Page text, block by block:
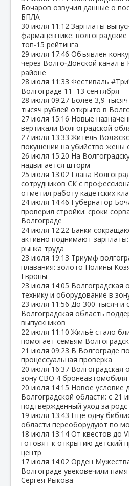
Бочаров озвучил данные о
БПЛА
30 июля 11:12 Зарплаты
фармацевтике:
топ‑15 рейтинга
29 июля 17:46 Объявлен
через Волго‑Донской канал
районе
28 июля 11:33 Фестиваль
Волгограде 11–13 сентября
28 июля 09:27 Более 3,9
тысяч рублей открыто в
27 июля 15:16 Новые
вертикали Волгоградской
27 июля 13:33 Житель
покушении на убийство жены
26 июля 15:20 На
надвигается шторм
25 июля 13:02 Глава
сотрудников СК с
отметил работу кадетских
24 июля 14:46 Губернатор
проверил стройки: сроки
Волгограде
24 июля 12:22 Банки
активно поднимают
рынка труда
23 июля 19:13 Триумф
плавания: золото Полины
Европы
23 июля 14:05 Волгоградская
технику и оборудование в
23 июля 11:56 До 300 тысяч и
Волгоградская область
выпускников
22 июля 11:10 Жильё стало
помогает семьям
21 июля 09:23 В Волгограде
процессуальная проверка
20 июля 16:37 Волгоградская
зону СВО 4 бронеавтомобиля
20 июля 14:15 Новое условие
Волгоградской области: с 21
подтверждённый уход за
19 июля 13:43 Ещё одну
области переоборудуют по
18 июля 13:14 От квестов до
готовят к открытию детский
центр
17 июля 14:02 Орден
Волгограде увековечили
Сергея Рыкова